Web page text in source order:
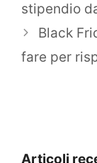
stipendio
Black
fare per
Articoli